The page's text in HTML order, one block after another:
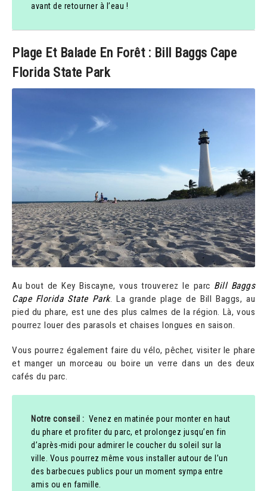
avant de retourner à l’eau !
Plage Et Balade En Forêt : Bill Baggs Cape
Florida State Park
Au bout de Key Biscayne, vous trouverez le parc Bill Baggs
Cape Florida State Park. La grande plage de Bill Baggs, au
pied du phare, est une des plus calmes de la région. Là, vous
pourrez louer des parasols et chaises longues en saison.
Vous pourrez également faire du vélo, pêcher, visiter le phare
et manger un morceau ou boire un verre dans un des deux
cafés du parc.
Notre conseil : Venez en matinée pour monter en haut
du phare et profiter du parc, et prolongez jusqu’en fin
d’après-midi pour admirer le coucher du soleil sur la
ville. Vous pourrez même vous installer autour de l’un
des barbecues publics pour un moment sympa entre
amis ou en famille.